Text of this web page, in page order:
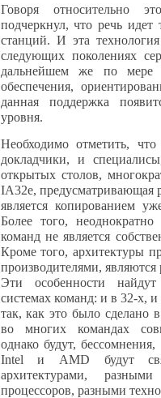
Говоря относительно
подчеркнул, что речь
станций. И эта
следующих поколениях
дальнейшем же по мере
обеспечения,
данная поддержка
уровня.
Необходимо отметить,
докладчики, и
открытых столов,
IA32e, предусматривающая
является копированием
Более того,
команд не является
Кроме того, архитектуры
производителями,
Эти особенности
системах команд: и в 32-х,
так, как это было сделано
во многих командах
однако будут,
Intel и AMD будут
архитектурами,
процессоров, разными